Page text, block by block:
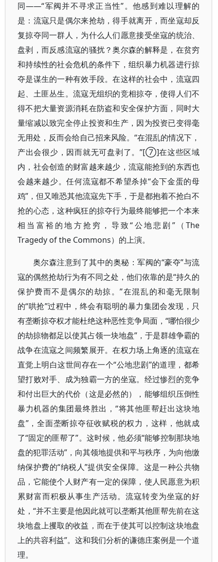
同——“军阀并不寻求正当性”。他感到难以理解的
是：流寇只是偶尔来抢劫，得手就离开，而坐寇却反
复掠夺同一群人，为什么人们愿意接受坐寇的统治、
盘剥，而反感流寇的骚扰？奥尔森的解释是，在贫穷
和持续性的社会危机的条件下，组织暴力机器进行掠
夺是谋生的一种有效手段。在这样的社会中，流寇四
起、土匪丛生。流寇无组织的竞相掠夺，使得人们不
得不把大量资源消耗在防盗和安全保护方面，同时大
量缩减以致完全停止投资和生产，因为投资已变得毫
无用处，反而会给自己招来风险。“在混乱的情况下，
产出会很少，因而就无可盘剥了。”[⑦]在这些区域
内，社会创造的财富越来越少，流寇能抢到的东西也
会越来越少。任何流寇都不希望杀掉“会下金蛋的母
鸡”，但又唯恐其他流寇先下手，于是都抱着不抢白不
抢的心态，这种疯狂的掠夺行为最终能够把一个本来
相当富裕的地方抢穷，导致“公地悲剧”（The
Tragedy of the Commons）的上演。
奥尔森注意到了其中的奥秘：军阀的“豪夺”与流
寇的偶然抢劫行为有不同之处，他们依靠的是“持久的
保护费而不是偶尔的劫掠。”在混乱的和毫无限制
的“哄抢”过程中，终会有聪明的暴力集团会发现，只
有垄断掠夺权才能杜绝这种恶性竞争局面，“哪怕很少
的劫掠物都足以使其占领一块地盘”，于是群雄争霸的
战争在流寇之间频繁展开。在权力场上角逐的流寇在
直觉上明白这世间存在一个“公地悲剧”的道理，都希
望打败对手、成为独霸一方的坐寇。经过惨烈的竞争
和付出巨大的代价（这是必然的），能够组织压倒性
暴力机器的集团最终胜出，“将其他匪帮赶出这块地
盘”，全面垄断掠夺征收赋税的权力，这样，他就成
了“固定的匪帮了”。这时候，他必须“能够控制那块地
盘的犯罪活动”，向其领地提供和平与秩序，为向他缴
纳保护费的“纳税人”提供安全保障。这是一种公共物
品，它能使个人财产有一定的保障，使人民愿意为积
累财富而积极从事生产活动。流寇转变为坐寇的好
处，“并不主要是他因此就可以垄断其他匪帮先前在这
块地盘上攫取的收益，而在于使其可以控制这块地盘
上的共容利益”。这和我们分析的谦德庄案例是一个道
理。